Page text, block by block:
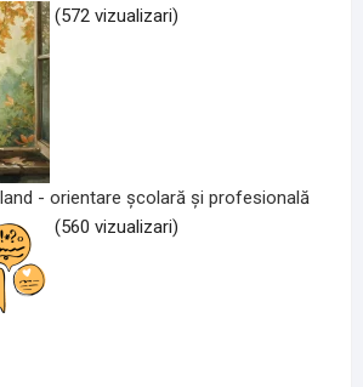
(572 vizualizari)
- orientare școlară și profesională
(560 vizualizari)